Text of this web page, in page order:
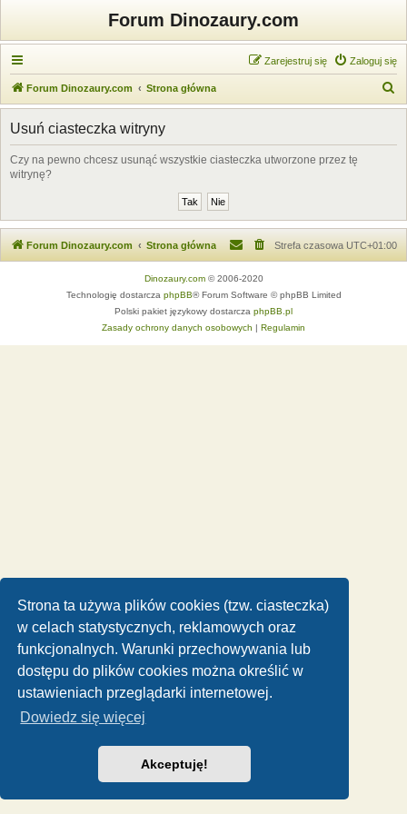
Strona ta używa plików cookies (tzw. ciasteczka)
w celach statystycznych, reklamowych oraz
funkcjonalnych. Warunki przechowywania lub
dostępu do plików cookies można określić w
ustawieniach przeglądarki internetowej.
Dowiedz się więcej
Akceptuję!
Forum Dinozaury.com
Zaloguj się
Zarejestruj się
Forum Dinozaury.com Strona główna
z
Usuń ciasteczka witryny
Czy na pewno chcesz usunąć wszystkie ciasteczka utworzone przez tę
witrynę?
Forum Dinozaury.com Strona główna Strefa czasowa UTC+01:00
Dinozaury.com© 2006-2020
Technologię dostarcza phpBB® Forum Software © phpBB Limited
Polski pakiet językowy dostarcza phpBB.pl
Zasady ochrony danych osobowych | Regulamin